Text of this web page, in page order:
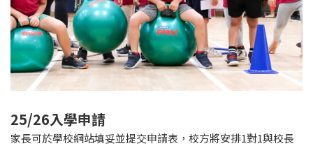
25/26入學申請
家長可於學校網站填妥並提交申請表，校方將安排1對1與校長